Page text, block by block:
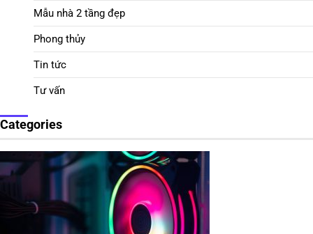
Mẫu nhà 2 tầng đẹp
Phong thủy
Tin tức
Tư vấn
Categories